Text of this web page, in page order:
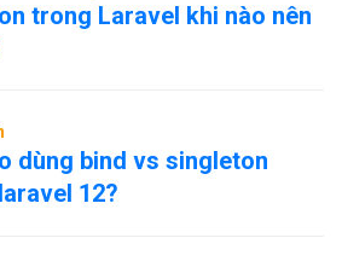
trong Laravel khi nào nên
dùng bind vs singleton
12?